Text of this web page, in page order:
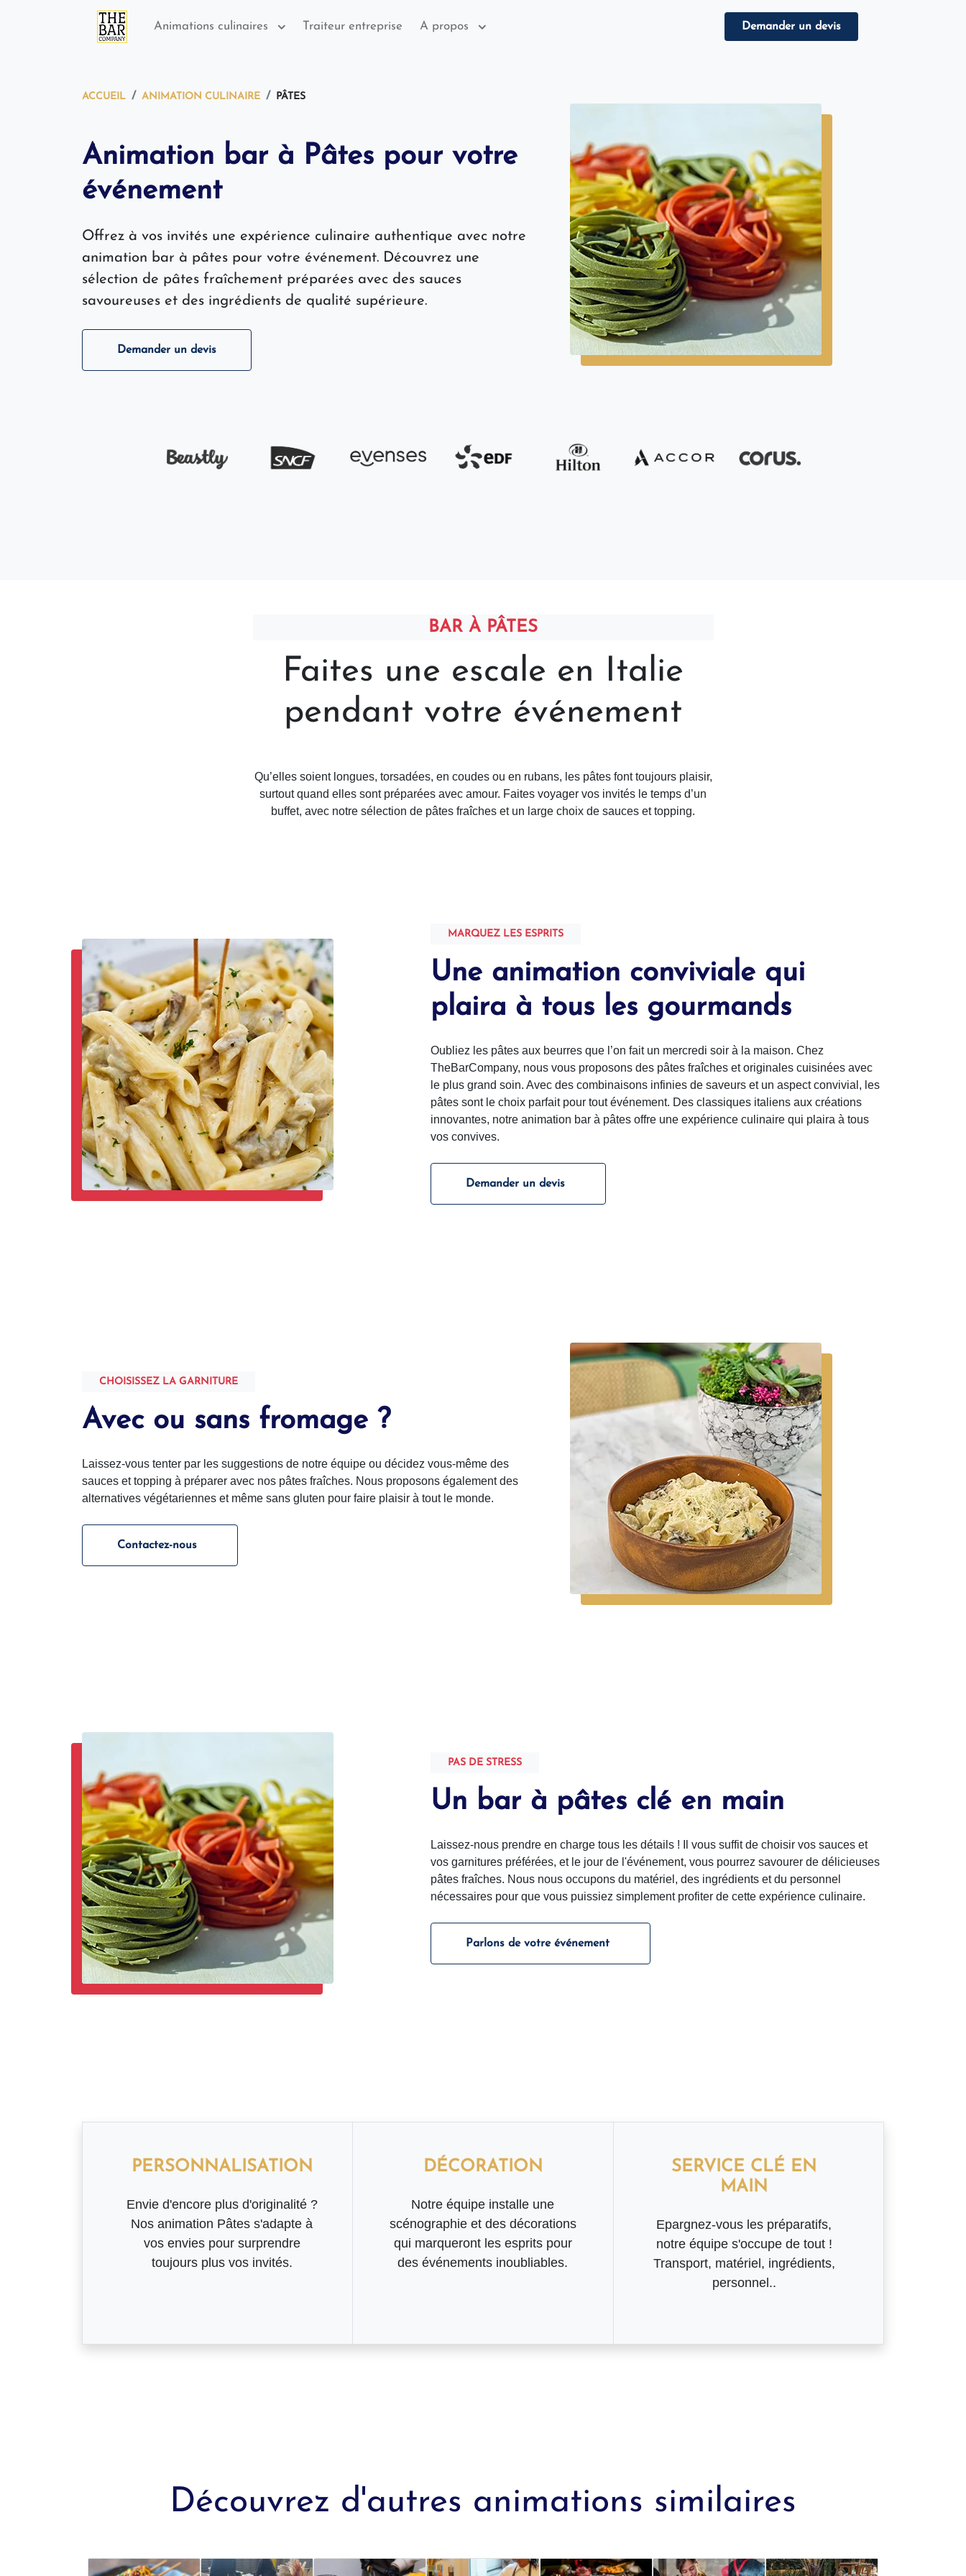
Animations culinaires Traiteur entreprise A propos Demander un devis
ACCUEIL ANIMATION CULINAIRE PÂTES
Animation bar à Pâtes pour votre
événement
Offrez à vos invités une expérience culinaire authentique avec notre
animation bar à pâtes pour votre événement. Découvrez une
sélection de pâtes fraîchement préparées avec des sauces
savoureuses et des ingrédients de qualité supérieure.
Demander un devis
BAR À PÂTES
Faites une escale en Italie
pendant votre événement
Qu’elles soient longues, torsadées, en coudes ou en rubans, les pâtes font toujours plaisir,
surtout quand elles sont préparées avec amour. Faites voyager vos invités le temps d’un
buffet, avec notre sélection de pâtes fraîches et un large choix de sauces et topping.
MARQUEZ LES ESPRITS
Une animation conviviale qui
plaira à tous les gourmands
Oubliez les pâtes aux beurres que l’on fait un mercredi soir à la maison. Chez
TheBarCompany, nous vous proposons des pâtes fraîches et originales cuisinées avec
le plus grand soin. Avec des combinaisons infinies de saveurs et un aspect convivial, les
pâtes sont le choix parfait pour tout événement. Des classiques italiens aux créations
innovantes, notre animation bar à pâtes offre une expérience culinaire qui plaira à tous
vos convives.
Demander un devis
CHOISISSEZ LA GARNITURE
Avec ou sans fromage ?
Laissez-vous tenter par les suggestions de notre équipe ou décidez vous-même des
sauces et topping à préparer avec nos pâtes fraîches. Nous proposons également des
alternatives végétariennes et même sans gluten pour faire plaisir à tout le monde.
Contactez-nous
PAS DE STRESS
Un bar à pâtes clé en main
Laissez-nous prendre en charge tous les détails ! Il vous suffit de choisir vos sauces et
vos garnitures préférées, et le jour de l'événement, vous pourrez savourer de délicieuses
pâtes fraîches. Nous nous occupons du matériel, des ingrédients et du personnel
nécessaires pour que vous puissiez simplement profiter de cette expérience culinaire.
Parlons de votre événement
PERSONNALISATION
Envie d'encore plus d'originalité ?
Nos animation Pâtes s'adapte à
vos envies pour surprendre
toujours plus vos invités.
DÉCORATION
Notre équipe installe une
scénographie et des décorations
qui marqueront les esprits pour
des événements inoubliables.
SERVICE CLÉ EN
MAIN
Epargnez-vous les préparatifs,
notre équipe s'occupe de tout !
Transport, matériel, ingrédients,
personnel..
Découvrez d'autres animations similaires